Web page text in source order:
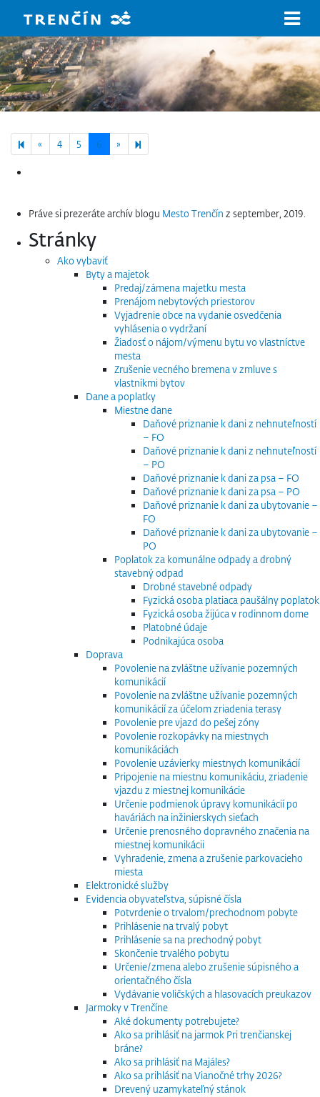
« Previous page
4 5 6 » Next page
7
Práve si prezeráte archív blogu Mesto Trenčín z september, 2019.
Stránky
Ako vybaviť
Byty a majetok
Predaj/zámena majetku mesta
Prenájom nebytových priestorov
Vyjadrenie obce na vydanie osvedčenia
vyhlásenia o vydržaní
Žiadosť o nájom/výmenu bytu vo vlastníctve
mesta
Zrušenie vecného bremena v zmluve s
vlastníkmi bytov
Dane a poplatky
Miestne dane
Daňové priznanie k dani z nehnuteľností
– FO
Daňové priznanie k dani z nehnuteľností
– PO
Daňové priznanie k dani za psa – FO
Daňové priznanie k dani za psa – PO
Daňové priznanie k dani za ubytovanie –
FO
Daňové priznanie k dani za ubytovanie –
PO
Poplatok za komunálne odpady a drobný
stavebný odpad
Drobné stavebné odpady
Fyzická osoba platiaca paušálny poplatok
Fyzická osoba žijúca v rodinnom dome
Platobné údaje
Podnikajúca osoba
Doprava
Povolenie na zvláštne užívanie pozemných
komunikácií
Povolenie na zvláštne užívanie pozemných
komunikácií za účelom zriadenia terasy
Povolenie pre vjazd do pešej zóny
Povolenie rozkopávky na miestnych
komunikáciách
Povolenie uzávierky miestnych komunikácií
Pripojenie na miestnu komunikáciu, zriadenie
vjazdu z miestnej komunikácie
Určenie podmienok úpravy komunikácií po
haváriách na inžinierskych sieťach
Určenie prenosného dopravného značenia na
miestnej komunikácii
Vyhradenie, zmena a zrušenie parkovacieho
miesta
Elektronické služby
Evidencia obyvateľstva, súpisné čísla
Potvrdenie o trvalom/prechodnom pobyte
Prihlásenie na trvalý pobyt
Prihlásenie sa na prechodný pobyt
Skončenie trvalého pobytu
Určenie/zmena alebo zrušenie súpisného a
orientačného čísla
Vydávanie voličských a hlasovacích preukazov
Jarmoky v Trenčíne
Aké dokumenty potrebujete?
Ako sa prihlásiť na jarmok Pri trenčianskej
bráne?
Ako sa prihlásiť na Majáles?
Ako sa prihlásiť na Vianočné trhy 2026?
Drevený uzamykateľný stánok